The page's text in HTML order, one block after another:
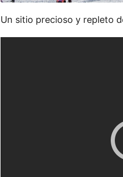
Un sitio precioso y repleto